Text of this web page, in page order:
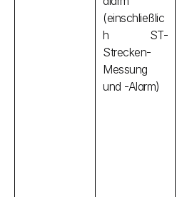
(einschließlic
h ST-
Strecken-
Messung
und -Alarm)